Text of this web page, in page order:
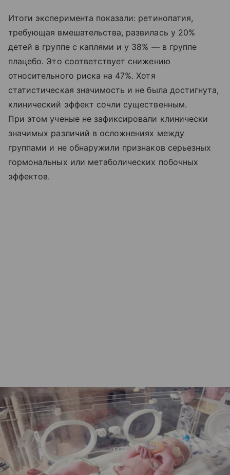
Итоги эксперимента показали: ретинопатия,
требующая вмешательства, развилась у 20%
детей в группе с каплями и у 38% — в группе
плацебо. Это соответствует снижению
относительного риска на 47%. Хотя
статистическая значимость и не была достигнута,
клинический эффект сочли существенным.
При этом ученые не зафиксировали клинически
значимых различий в осложнениях между
группами и не обнаружили признаков серьезных
гормональных или метаболических побочных
эффектов.